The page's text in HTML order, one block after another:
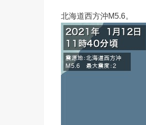
北海道西方沖M5.6。